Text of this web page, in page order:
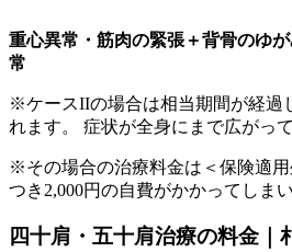
重心異常・筋肉の緊張＋背骨のゆ
常
※ケースIIの場合は相当期間が経過
れます。 症状が全身にまで広がっ
※その場合の治療料金は＜保険適
つき2,000円の自費がかかってしまい
四十肩・五十肩治療の料金｜